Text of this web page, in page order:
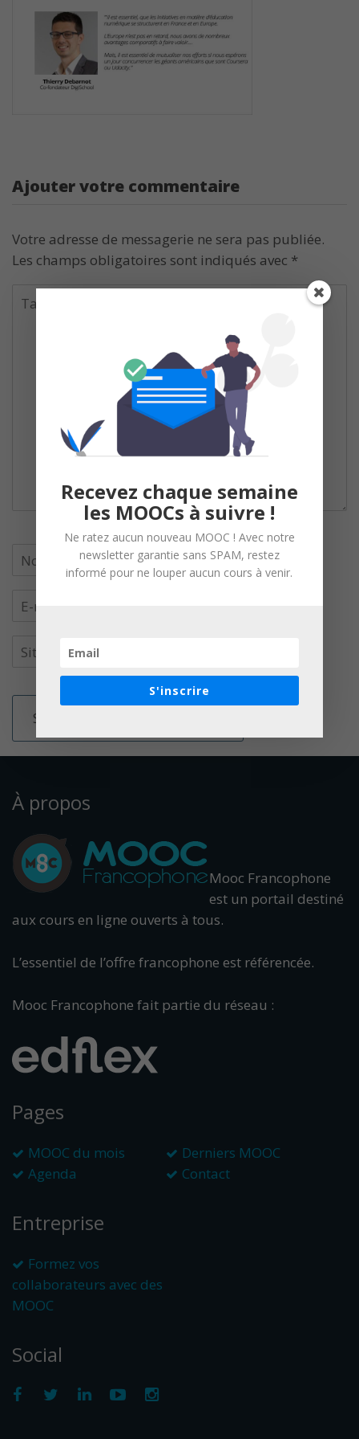
Ajouter votre commentaire
Votre adresse de messagerie ne sera pas publiée.
Les champs obligatoires sont indiqués avec *
À propos
Mooc Francophone
est un portail destiné
aux cours en ligne ouverts à tous.
L’essentiel de l’offre francophone est référencée.
Mooc Francophone fait partie du réseau :
Pages
MOOC du mois
Derniers MOOC
Agenda
Contact
Entreprise
Formez vos
collaborateurs avec des
MOOC
Social
Recevez chaque semaine
les MOOCs à suivre !
Ne ratez aucun nouveau MOOC ! Avec notre
newsletter garantie sans SPAM, restez
informé pour ne louper aucun cours à venir.
S'inscrire